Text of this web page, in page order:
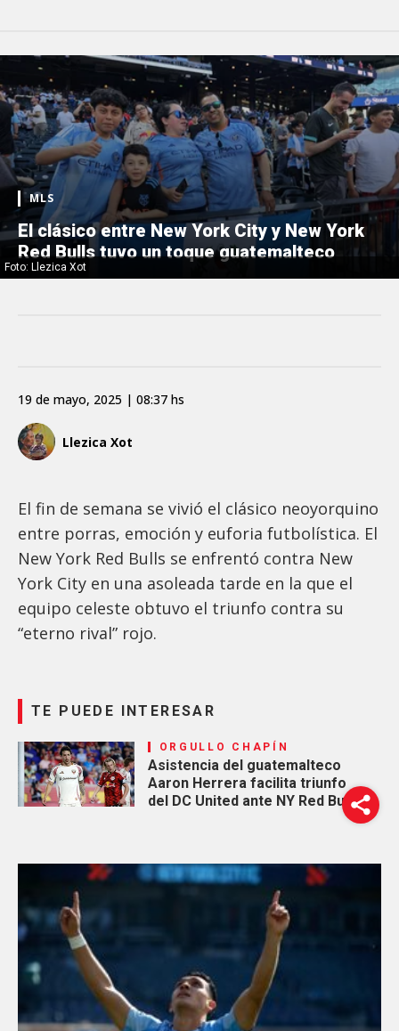
Foto: Llezica Xot
MLS
El clásico entre New York City y New York
Red Bulls tuvo un toque guatemalteco
Llezica Xot
19 de mayo, 2025 | 08:37 hs
El fin de semana se vivió el clásico neoyorquino
entre porras, emoción y euforia futbolística. El
New York Red Bulls se enfrentó contra New
York City en una asoleada tarde en la que el
equipo celeste obtuvo el triunfo contra su
“eterno rival” rojo.
TE PUEDE INTERESAR
ORGULLO CHAPÍN
Asistencia del guatemalteco
Aaron Herrera facilita triunfo
del DC United ante NY Red Bulls